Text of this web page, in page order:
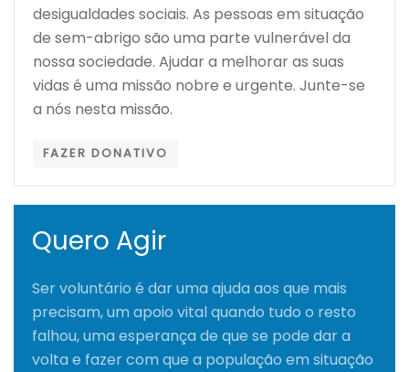
desigualdades sociais. As pessoas em situação
de sem-abrigo são uma parte vulnerável da
nossa sociedade. Ajudar a melhorar as suas
vidas é uma missão nobre e urgente. Junte-se
a nós nesta missão.
FAZER DONATIVO
Quero Agir
Ser voluntário é dar uma ajuda aos que mais
precisam, um apoio vital quando tudo o resto
falhou, uma esperança de que se pode dar a
volta e fazer com que a população em situação